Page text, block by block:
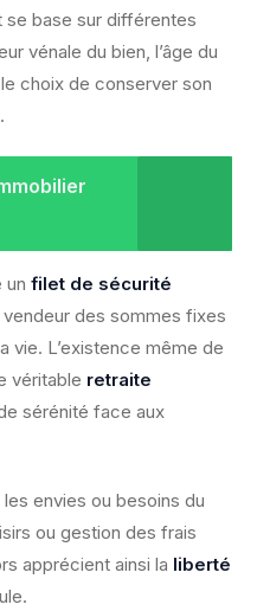
se base sur différentes
vénale du bien, l’âge du
choix de conserver son
.
un filet de sécurité
vendeur des sommes fixes
vie. L’existence même de
véritable retraite
sérénité face aux
envies ou besoins du
ou gestion des frais
apprécient ainsi la liberté